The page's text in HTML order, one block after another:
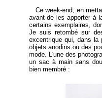
Ce week-end, en
avant de les apporter à
certains exemplaires,
Je suis retombé sur
excentrique qui, dans
objets anodins ou des
mode. L'une des
un sac à main sans
bien membré :